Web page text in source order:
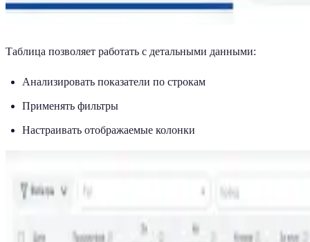
Таблица позволяет работать с детальными данными:
Анализировать показатели по строкам
Применять фильтры
Настраивать отображаемые колонки